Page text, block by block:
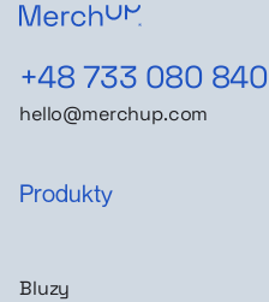
+48 733 080 840
hello@merchup.com
Produkty
Bluzy